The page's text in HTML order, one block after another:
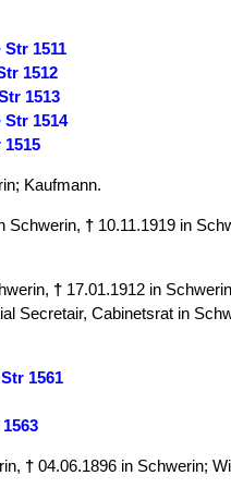
1511
1512
1513
1514
Kaufmann.
Schwerin, † 10.11.1919 in
† 17.01.1912 in
Secretair, Cabinetsrat in
1561
† 04.06.1896 in Schwerin;